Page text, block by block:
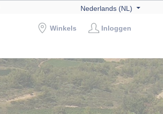
Nederlands (NL)
Winkels Inloggen